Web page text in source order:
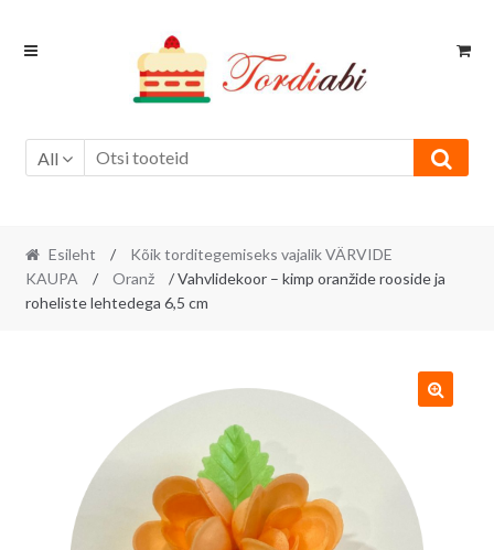
Skip
Skip
All
Esileht /
Kõik torditegemiseks vajalik VÄRVIDE
KAUPA
/ Oranž
/ Vahvlidekoor – kimp oranžide rooside ja
roheliste lehtedega 6,5 cm